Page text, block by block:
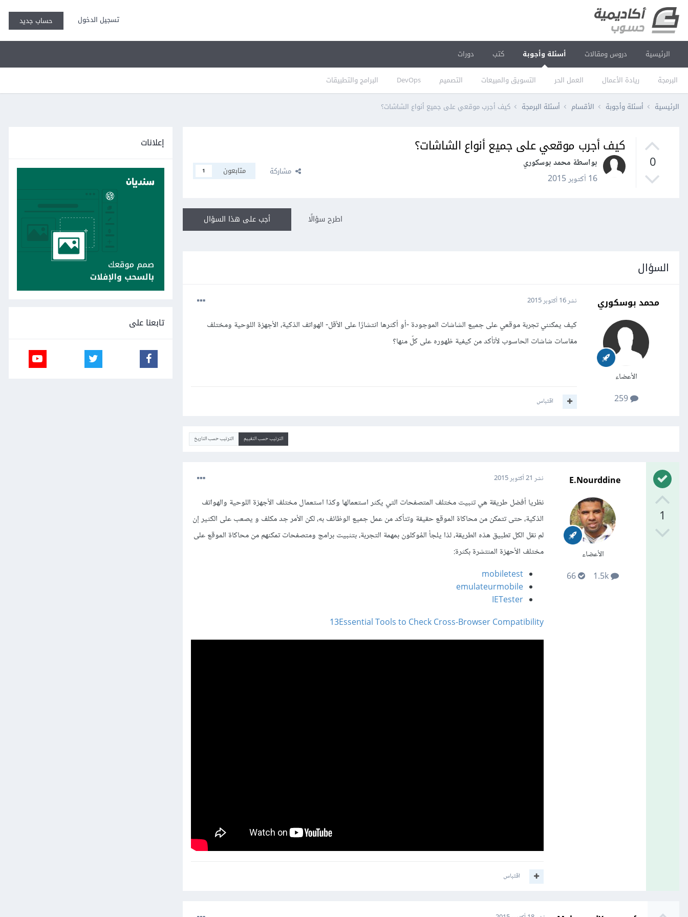
تسجيل الدخول حساب جديد
الرئيسية دروس ومقالات أسئلة وأجوبة
البرمجة ريادة الأعمال العمل الحر التسويق والمبيعات التصميم DevOps البرامج والتطبيقات
كتب دورات
الرئيسية أسئلة وأجوبة الأقسام أسئلة البرمجة كيف أجرب موقعي على جميع أنواع الشاشات؟
0
كيف أجرب موقعي على جميع أنواع الشاشات؟
بواسطة محمد بوسكوري
16 أكتوبر 2015
مشاركة متابعون 1
أجب على هذا السؤال اطرح سؤالًا
السؤال
محمد بوسكوري
الأعضاء
259
نشر16 أكتوبر 2015
كيف يمكنني تجربة موقعي على جميع الشاشات الموجودة -أو أكثرها انتشارًا على الأقل- الهواتف الذكية، الأجهزة اللوحية ومختلف
مقاسات شاشات الحاسوب لأتأكد من كيفية ظهوره على كلّ منها؟
اقتباس
الترتيب حسب التقييم الترتيب حسب التاريخ
1
E.Nourddine
الأعضاء
نشر 21 أكتوبر 2015
نظريا أفضل طريقة هي تثبيت مختلف المتصفحات التي يكثر استعمالها وكذا استعمال مختلف الأجهزة اللوحية والهواتف
الذكية، حتى تتمكن من محاكاة الموقع حقيقة وتتأكد من عمل جميع الوظائف به، لكن الأمر جد مكلف و يصعب على الكثير إن
لم نقل الكل تطبيق هذه الطريقة، لذا يلجأ المُوكلون بمهمة التجربة، بتثبيت برامج ومتصفحات تمكنهم من محاكاة الموقع على
مختلف الأحهزة المنتشرة بكثرة:
mobiletest
emulateurmobile
IETester
13Essential Tools to Check Cross-Browser Compatibility
اقتباس
إعلانات
تابعنا على